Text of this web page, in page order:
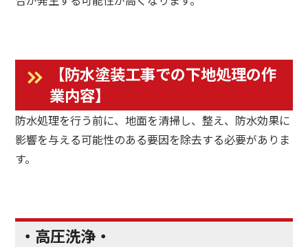
【防水塗装工事での下地処理の作
業内容】
防水処理を行う前に、地面を清掃し、整え、防水効果に
影響を与える可能性のある要因を除去する必要がありま
す。
・高圧洗浄・